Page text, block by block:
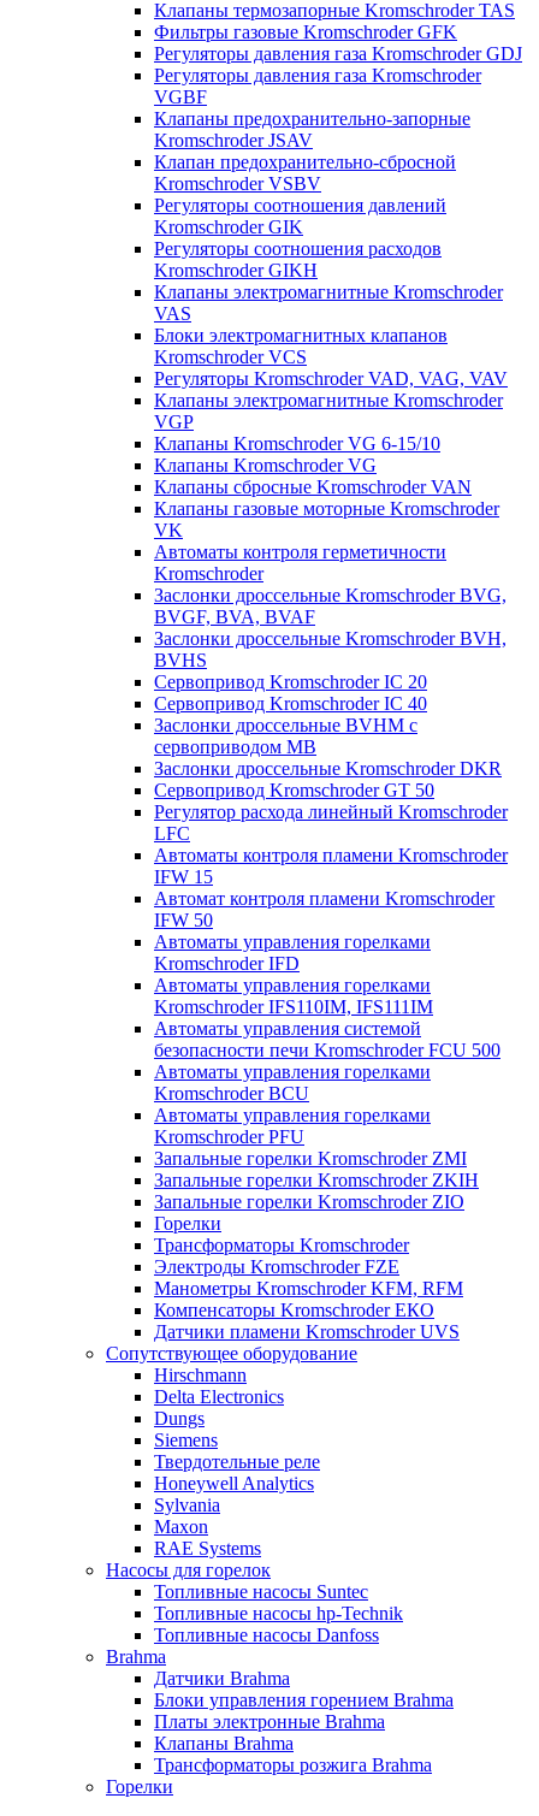
Клапаны термозапорные Kromschroder TAS
Фильтры газовые Kromschroder GFK
Регуляторы давления газа Kromschroder GDJ
Регуляторы давления газа Kromschroder
VGBF
Клапаны предохранительно-запорные
Kromschroder JSAV
Клапан предохранительно-сбросной
Kromschroder VSBV
Регуляторы соотношения давлений
Kromschroder GIK
Регуляторы соотношения расходов
Kromschroder GIKH
Клапаны электромагнитные Kromschroder
VAS
Блоки электромагнитных клапанов
Kromschroder VCS
Регуляторы Kromschroder VAD, VAG, VAV
Клапаны электромагнитные Kromschroder
VGP
Клапаны Kromschroder VG 6-15/10
Клапаны Kromschroder VG
Клапаны сбросные Kromschroder VAN
Клапаны газовые моторные Kromschroder
VK
Автоматы контроля герметичности
Kromschroder
Заслонки дроссельные Kromschroder BVG,
BVGF, BVA, BVAF
Заслонки дроссельные Kromschroder BVH,
BVHS
Сервопривод Kromschroder IC 20
Сервопривод Kromschroder IC 40
Заслонки дроссельные BVHM с
сервоприводом МВ
Заслонки дроссельные Kromschroder DKR
Cервопривод Kromschroder GT 50
Регулятор расхода линейный Kromschroder
LFC
Автоматы контроля пламени Kromschroder
IFW 15
Автомат контроля пламени Kromschroder
IFW 50
Автоматы управления горелками
Kromschroder IFD
Автоматы управления горелками
Kromschroder IFS110IM, IFS111IM
Автоматы управления системой
безопасности печи Kromschroder FCU 500
Автоматы управления горелками
Kromschroder BCU
Автоматы управления горелками
Kromschroder PFU
Запальные горелки Kromschroder ZМI
Запальные горелки Kromschroder ZKIH
Запальные горелки Kromschroder ZIO
Горелки
Трансформаторы Kromschroder
Электроды Kromschroder FZE
Манометры Kromschroder KFM, RFM
Компенсаторы Kromschroder ЕКО
Датчики пламени Kromschroder UVS
Сопутствующее оборудование
Hirschmann
Delta Electronics
Dungs
Siemens
Твердотельные реле
Honeywell Analytics
Sylvania
Maxon
RAE Systems
Насосы для горелок
Топливные насосы Suntec
Топливные насосы hp-Technik
Топливные насосы Danfoss
Brahma
Датчики Brahma
Блоки управления горением Brahma
Платы электронные Brahma
Клапаны Brahma
Трансформаторы розжига Brahma
Горелки